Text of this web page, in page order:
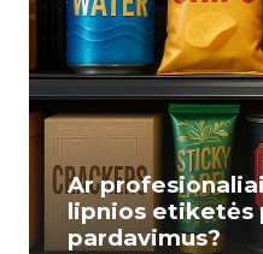
Ar
lipnios etiketės
pardavimus?